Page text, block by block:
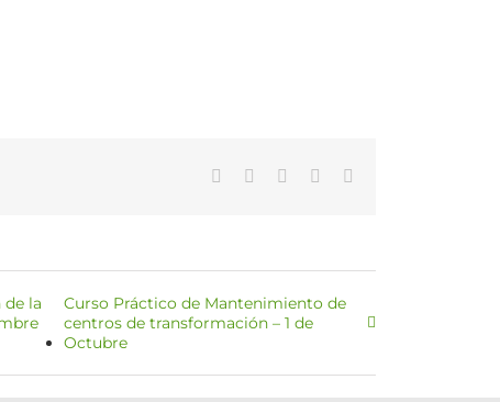
WhatsAppLinkedInFacebook
la
Curso Práctico de Mantenimiento de
centros de transformación – 1 de
Octubre